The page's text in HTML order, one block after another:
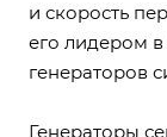
и скорость
его лидером
генераторов
Генераторы